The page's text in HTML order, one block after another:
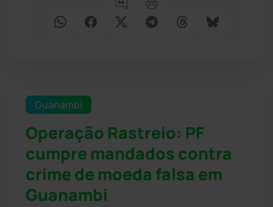
Guanambi
Operação Rastreio: PF
cumpre mandados contra
crime de moeda falsa em
Guanambi